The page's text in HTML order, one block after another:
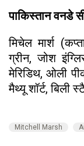
पाकिस्तान वनडे
मिचेल मार्श
ग्रीन, जोश
मेरिडिथ, ओली
मैथ्यू शॉर्ट, बिली
Mitchell Marsh